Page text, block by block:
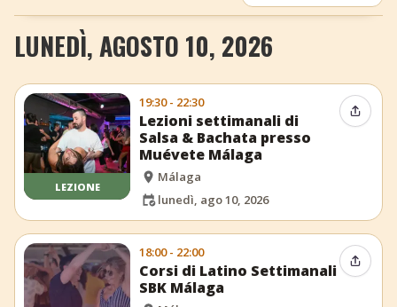
+ Aggiungi evento
LUNEDÌ, AGOSTO 10, 2026
LEZIONE
19:30 - 22:30
Lezioni settimanali di
Salsa & Bachata presso
Muévete Málaga
Málaga
lunedì, ago 10, 2026
18:00 - 22:00
Corsi di Latino Settimanali
SBK Málaga